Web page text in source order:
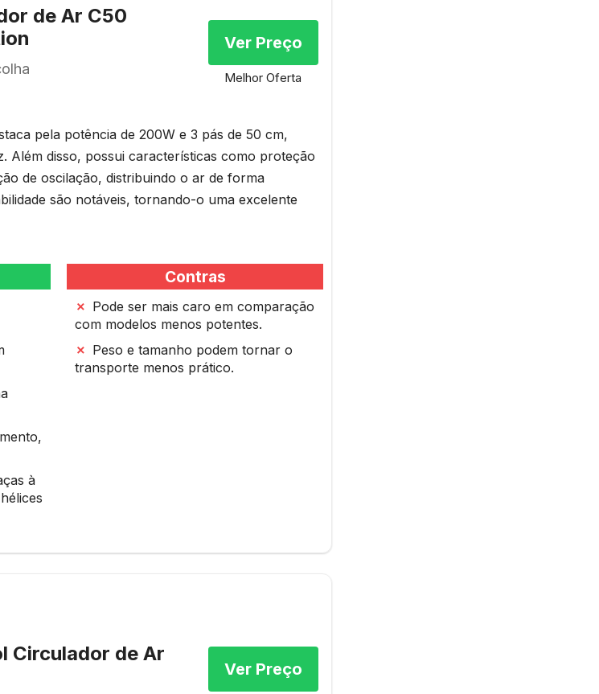
de Ar C50
Ver Preço
Melhor Oferta
pela potência de 200W e 3 pás de 50 cm,
Além disso, possui características como proteção
de oscilação, distribuindo o ar de forma
são notáveis, tornando-o uma excelente
à
Contras
Pode ser mais caro em comparação
com modelos menos potentes.
Peso e tamanho podem tornar o
transporte menos prático.
Circulador de Ar
Ver Preço